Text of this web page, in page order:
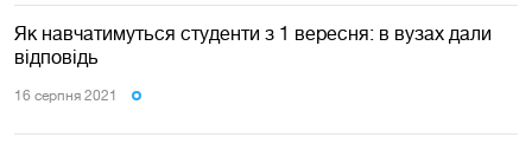
Як навчатимуться студенти з 1 вересня: в вузах дали
відповідь
16 серпня 2021